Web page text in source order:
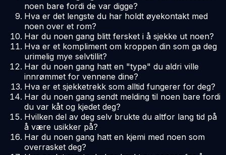
noen bare fordi de var digge?
Hva er det lengste du har holdt øyekontakt med
noen over et rom?
Har du noen gang blitt fersket i å sjekke ut noen?
Hva er et kompliment om kroppen din som ga deg
urimelig mye selvtillit?
Har du noen gang hatt en "type" du aldri ville
innrømmet for vennene dine?
Hva er et sjekketrekk som alltid fungerer for deg?
Har du noen gang sendt melding til noen bare fordi
du var kåt og kjedet deg?
Hvilken del av deg selv brukte du altfor lang tid på
å være usikker på?
Har du noen gang hatt en kjemi med noen som
overrasket deg?